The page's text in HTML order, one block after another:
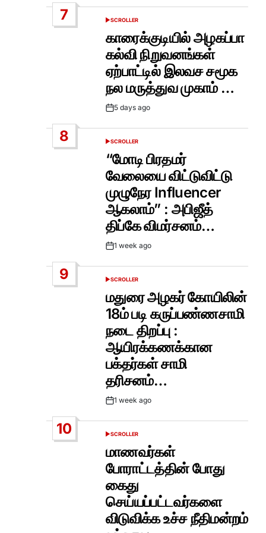
7
POSTED
SCROLLER
காரைக்குடியில் அழகப்பா
கல்வி நிறுவனங்கள்
ஏற்பாட்டில் இலவச சமூக
நல மருத்துவ முகாம் …
Post5 days ago
8
POSTED
SCROLLER
“மோடி பிரதமர்
வேலையை விட்டுவிட்டு
முழுநேர Influencer
ஆகலாம்” : அபிஜீத்
திப்கே விமர்சனம்…
Post1 week ago
9
POSTED
SCROLLER
மதுரை அழகர் கோயிலின்
18ம் படி கருப்பண்ணசாமி
நடை திறப்பு :
ஆயிரக்கணக்கான
பக்தர்கள் சாமி
தரிசனம்…
Post1 week ago
10
POSTED
SCROLLER
மாணவர்கள்
போராட்டத்தின் போது
கைது
செய்யப்பட்டவர்களை
விடுவிக்க உச்ச நீதிமன்றம்